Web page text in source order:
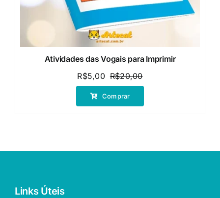
Atividades das Vogais para Imprimir
R$20,00O
preço
era:
R$5,00
O
preço
é:
Comprar
Links Úteis